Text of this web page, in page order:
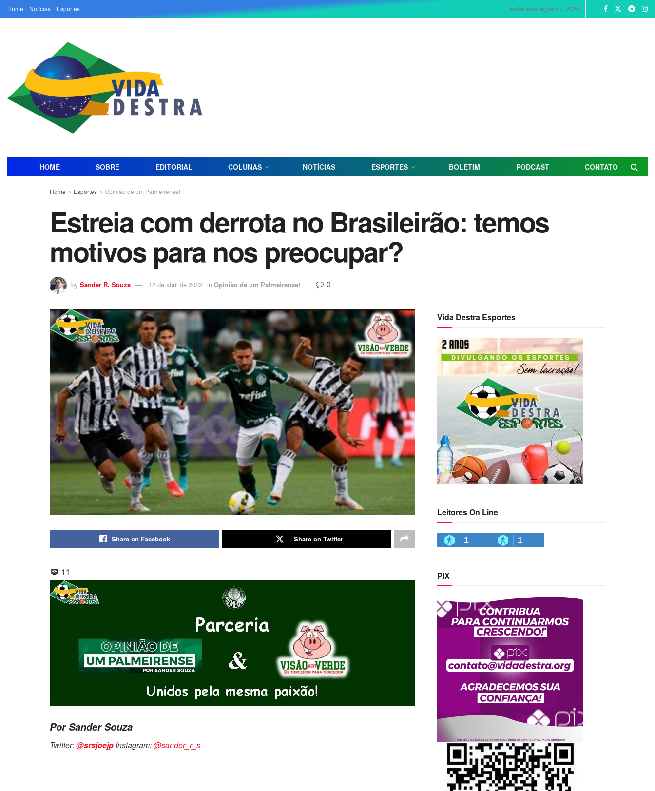
Home Notícias Esportes sexta-feira, agosto 7, 2026
HOME SOBRE EDITORIAL COLUNAS NOTÍCIAS ESPORTES BOLETIM PODCAST CONTATO
Home Esportes Opinião de um Palmeirense!
Estreia com derrota no Brasileirão: temos
motivos para nos preocupar?
by Sander R. Souza 12 de abril de 2022 in Opinião de um Palmeirense! 0
Share on Facebook Share on Twitter
11
Por Sander Souza
Twitter:@srsjoejp Instagram:@sander_r_s
Vida Destra Esportes
Leitores On Line
1 1
PIX